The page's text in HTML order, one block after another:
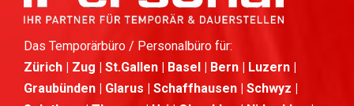
Das Temporärbüro / Personalbüro für:
Zürich | Zug | St.Gallen | Basel | Bern | Luzern |
Graubünden | Glarus | Schaffhausen | Schwyz |